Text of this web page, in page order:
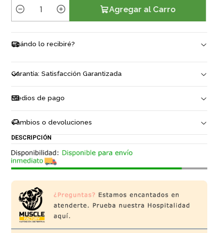
t
i
d
a
d
Agregar al Carro
Cuándo lo recibiré?
Garantía: Satisfacción Garantizada
Medios de pago
Cambios o devoluciones
DESCRIPCIÓN